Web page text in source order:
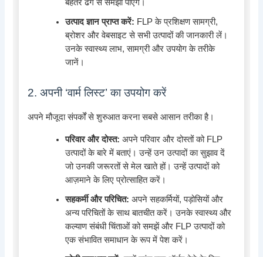
बेहतर ढंग से समझा पाएंगे।
उत्पाद ज्ञान प्राप्त करें: FLP के प्रशिक्षण सामग्री,
ब्रोशर और वेबसाइट से सभी उत्पादों की जानकारी लें।
उनके स्वास्थ्य लाभ, सामग्री और उपयोग के तरीके
जानें।
2. अपनी ‘वार्म लिस्ट’ का उपयोग करें
अपने मौजूदा संपर्कों से शुरुआत करना सबसे आसान तरीका है।
परिवार और दोस्त: अपने परिवार और दोस्तों को FLP
उत्पादों के बारे में बताएं। उन्हें उन उत्पादों का सुझाव दें
जो उनकी जरूरतों से मेल खाते हों। उन्हें उत्पादों को
आज़माने के लिए प्रोत्साहित करें।
सहकर्मी और परिचित: अपने सहकर्मियों, पड़ोसियों और
अन्य परिचितों के साथ बातचीत करें। उनके स्वास्थ्य और
कल्याण संबंधी चिंताओं को समझें और FLP उत्पादों को
एक संभावित समाधान के रूप में पेश करें।